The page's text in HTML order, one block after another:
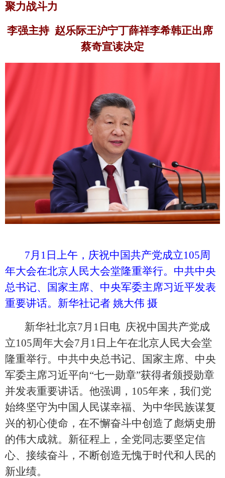
聚力战斗力
李强主持赵乐际王沪宁丁薛祥李希韩正出席
蔡奇宣读决定
7月1日上午，庆祝中国共产党成立105周
年大会在北京人民大会堂隆重举行。中共中央
总书记、国家主席、中央军委主席习近平发表
重要讲话。新华社记者 姚大伟 摄
新华社北京7月1日电 庆祝中国共产党成
立105周年大会7月1日上午在北京人民大会堂
隆重举行。中共中央总书记、国家主席、中央
军委主席习近平向“七一勋章”获得者颁授勋章
并发表重要讲话。他强调，105年来，我们党
始终坚守为中国人民谋幸福、为中华民族谋复
兴的初心使命，在不懈奋斗中创造了彪炳史册
的伟大成就。新征程上，全党同志要坚定信
心、接续奋斗，不断创造无愧于时代和人民的
新业绩。